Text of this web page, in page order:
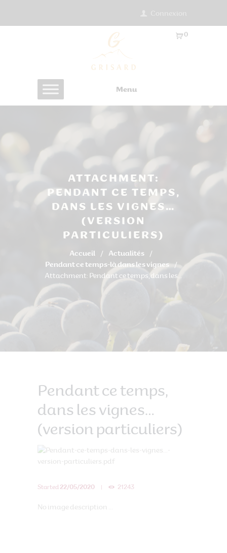
Menu
0
ATTACHMENT:
PENDANT CE TEMPS,
DANS LES VIGNES…
(VERSION
PARTICULIERS)
Accueil
Actualités
Pendant ce temps-là dans les vignes
Attachment: Pendant ce temps, dans les...
Pendant ce temps,
dans les vignes…
(version particuliers)
Started 22/05/2020 21243
No image description ...